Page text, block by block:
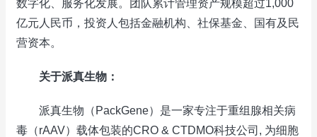
数字化、服务化发展。团队累计管理资产规模超过1,000
亿元人民币，投资人包括金融机构、社保基金、国有及民
营资本。
关于派真生物：
派真生物（PackGene）是一家专注于重组腺相关病
毒（rAAV）载体包装的CRO & CTDMO科技公司, 为细胞